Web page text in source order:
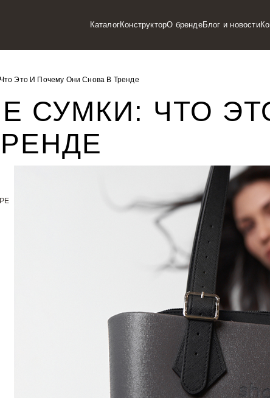
КаталогКонструкторО брендеБлог и новости
Это И Почему Они Снова В Тренде
СУМКИ: ЧТО